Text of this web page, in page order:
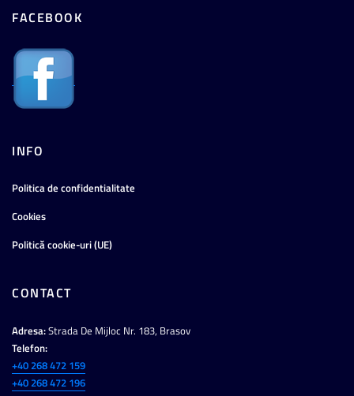
FACEBOOK
INFO
Politica de confidentialitate
Cookies
Politică cookie-uri (UE)
CONTACT
Adresa:Strada De Mijloc Nr. 183, Brasov
Telefon:
+40 268 472 159
+40 268 472 196